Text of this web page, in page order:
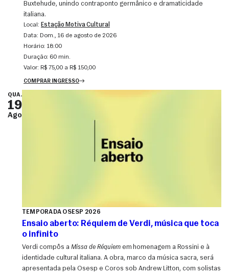
Buxtehude, unindo contraponto germânico e dramaticidade
italiana.
Local: Estação Motiva Cultural
Data:
dom., 16 de agosto de 2026
Horário: 18:00
Duração: 60 min.
Valor: R$ 75,00 a R$ 150,00
COMPRAR INGRESSO
QUA.
19
Ago
TEMPORADA OSESP 2026
Ensaio aberto: Réquiem de Verdi, música que toca
o infinito
Verdi compôs a Missa de Réquiem em homenagem a Rossini e à
identidade cultural italiana. A obra, marco da música sacra, será
apresentada pela Osesp e Coros sob Andrew Litton, com solistas